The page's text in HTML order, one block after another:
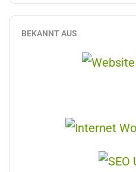
BEKANNT AUS